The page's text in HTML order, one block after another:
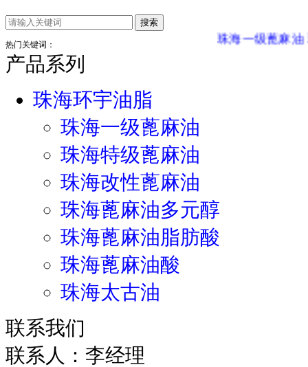
热门关键词： 珠海一级蓖麻油 珠海特
产品系列
珠海环宇油脂
珠海一级蓖麻油
珠海特级蓖麻油
珠海改性蓖麻油
珠海蓖麻油多元醇
珠海蓖麻油脂肪酸
珠海蓖麻油酸
珠海太古油
联系我们
联系人：李经理